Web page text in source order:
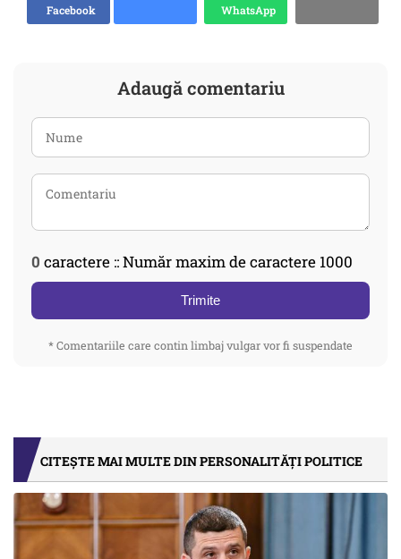
Facebook
WhatsApp
Adaugă comentariu
0 caractere :: Număr maxim de caractere 1000
Trimite
* Comentariile care contin limbaj vulgar vor fi suspendate
CITEȘTE MAI MULTE DIN PERSONALITĂȚI POLITICE